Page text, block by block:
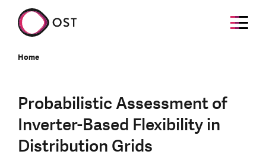
Home
Probabilistic Assessment of
Inverter-Based Flexibility in
Distribution Grids